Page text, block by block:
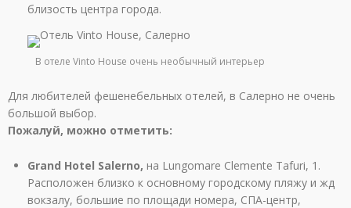
близость центра города.
В отеле Vinto House очень необычный интерьер
Для любителей фешенебельных отелей, в Салерно не очень
большой выбор.
Пожалуй, можно отметить:
Grand Hotel Salerno, на Lungomare Clemente Tafuri, 1.
Расположен близко к основному городскому пляжу и жд
вокзалу, большие по площади номера, СПА-центр,